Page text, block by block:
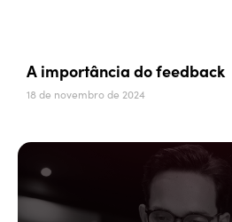
A importância do feedback
18 de novembro de 2024